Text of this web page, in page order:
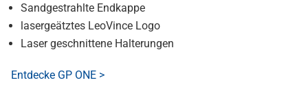
Sandgestrahlte Endkappe
lasergeätztes LeoVince Logo
Laser geschnittene Halterungen
Entdecke GP ONE >